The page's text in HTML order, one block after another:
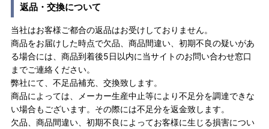
返品・交換について
当社はお客様ご都合の返品はお受けしておりません。
商品をお届けした時点で欠品、商品間違い、初期不良の疑いがあ
る場合には、商品到着後5日以内に当サイトのお問い合わせ窓口
までご連絡ください。
弊社にて、不足品補充、交換致します。
商品によっては、メーカー生産中止等により不足分を調達できな
い場合もございます。その際には不足分を返金致します。
欠品、商品間違い、初期不良によってお客様に生じる損害につい